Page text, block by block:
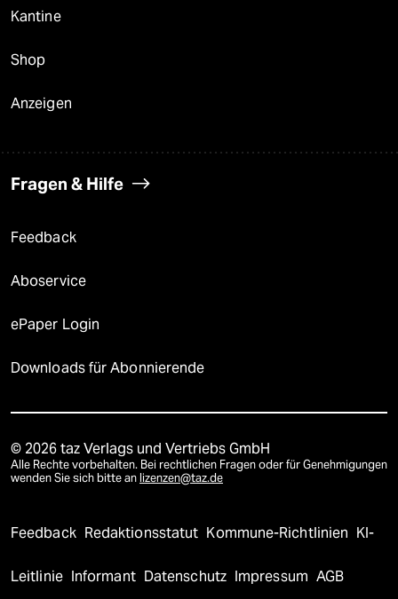
Kantine
Shop
Anzeigen
Fragen & Hilfe
Feedback
Aboservice
ePaper Login
Downloads für Abonnierende
© 2026 taz Verlags und Vertriebs GmbH
Alle Rechte vorbehalten. Bei rechtlichen Fragen oder für Genehmigungen
wenden Sie sich bitte an lizenzen@taz.de
Feedback Redaktionsstatut Kommune-Richtlinien KI-
Leitlinie Informant Datenschutz Impressum AGB